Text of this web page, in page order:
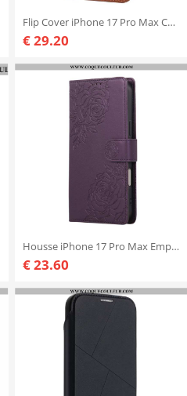
Flip Cover iPhone 17 Pro Max Cuir Véritable
€ 29.20
Housse iPhone 17 Pro Max Empreinte Florale
€ 23.60